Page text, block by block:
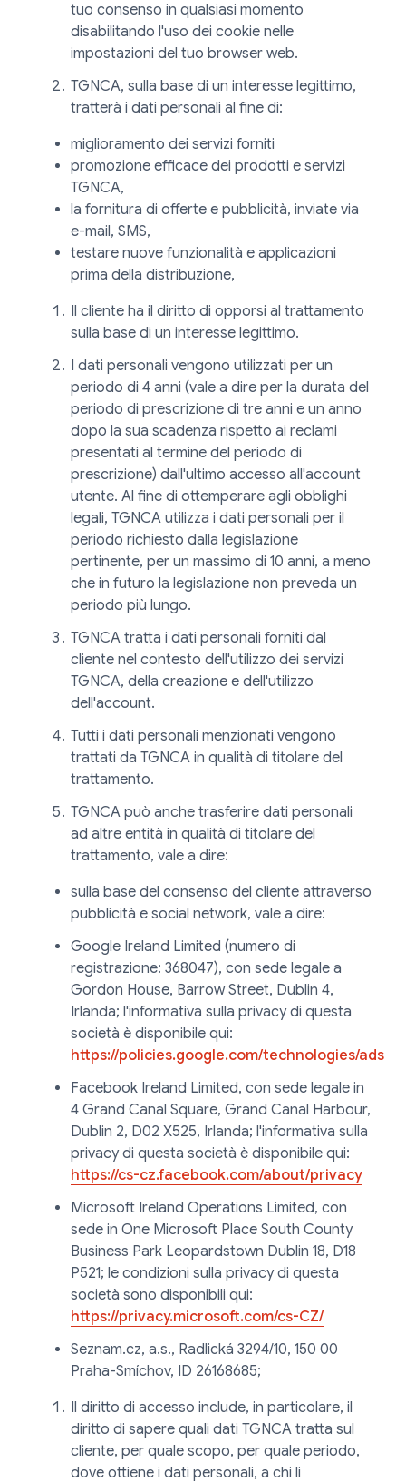
tuo consenso in qualsiasi momento
disabilitando l'uso dei cookie nelle
impostazioni del tuo browser web.
TGNCA, sulla base di un interesse legittimo,
tratterà i dati personali al fine di:
miglioramento dei servizi forniti
promozione efficace dei prodotti e servizi
TGNCA,
la fornitura di offerte e pubblicità, inviate via
e-mail, SMS,
testare nuove funzionalità e applicazioni
prima della distribuzione,
Il cliente ha il diritto di opporsi al trattamento
sulla base di un interesse legittimo.
I dati personali vengono utilizzati per un
periodo di 4 anni (vale a dire per la durata del
periodo di prescrizione di tre anni e un anno
dopo la sua scadenza rispetto ai reclami
presentati al termine del periodo di
prescrizione) dall'ultimo accesso all'account
utente. Al fine di ottemperare agli obblighi
legali, TGNCA utilizza i dati personali per il
periodo richiesto dalla legislazione
pertinente, per un massimo di 10 anni, a meno
che in futuro la legislazione non preveda un
periodo più lungo.
TGNCA tratta i dati personali forniti dal
cliente nel contesto dell'utilizzo dei servizi
TGNCA, della creazione e dell'utilizzo
dell'account.
Tutti i dati personali menzionati vengono
trattati da TGNCA in qualità di titolare del
trattamento.
TGNCA può anche trasferire dati personali
ad altre entità in qualità di titolare del
trattamento, vale a dire:
sulla base del consenso del cliente attraverso
pubblicità e social network, vale a dire:
Google Ireland Limited (numero di
registrazione: 368047), con sede legale a
Gordon House, Barrow Street, Dublin 4,
Irlanda; l'informativa sulla privacy di questa
società è disponibile qui:
https://policies.google.com/technologies/ads
Facebook Ireland Limited, con sede legale in
4 Grand Canal Square, Grand Canal Harbour,
Dublin 2, D02 X525, Irlanda; l'informativa sulla
privacy di questa società è disponibile qui:
https://cs-cz.facebook.com/about/privacy
Microsoft Ireland Operations Limited, con
sede in One Microsoft Place South County
Business Park Leopardstown Dublin 18, D18
P521; le condizioni sulla privacy di questa
società sono disponibili qui:
https://privacy.microsoft.com/cs-CZ/
Seznam.cz, a.s., Radlická 3294/10, 150 00
Praha-Smíchov, ID 26168685;
Il diritto di accesso include, in particolare, il
diritto di sapere quali dati TGNCA tratta sul
cliente, per quale scopo, per quale periodo,
dove ottiene i dati personali, a chi li